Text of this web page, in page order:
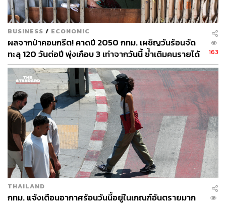
ภูริตา บุญล้อม
Beauty Editor | THE STANDARD LIFE
BUSINESS / ECONOMIC
ผลจากป่าคอนกรีต! คาดปี 2050 กทม. เผชิญวันร้อนจัด
ทะลุ 120 วันต่อปี พุ่งเกือบ 3 เท่าจากวันนี้ ซ้ำเติมคนรายได้
น้อยหนักสุด
163
THAILAND
กทม. แจ้งเตือนอากาศร้อนวันนี้อยู่ในเกณฑ์อันตรายมาก